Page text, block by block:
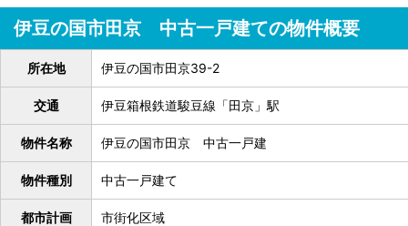
伊豆の国市田京 中古一戸建ての物件概要
所在地 伊豆の国市田京39-2
交通 伊豆箱根鉄道駿豆線「田京」駅
物件名称 伊豆の国市田京 中古一戸建
物件種別 中古一戸建て
都市計画 市街化区域